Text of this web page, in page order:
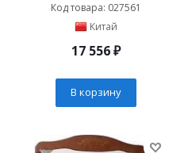
Код товара: 027561
Китай
17 556₽
В корзину